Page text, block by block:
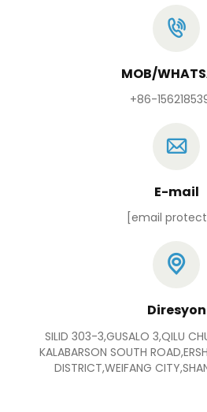
MOB/
+86-
E-mail
[email
Diresyon
SILID 303-3,GUSALO 3,QILU
KALABARSON SOUTH
DISTRICT,WEIFANG